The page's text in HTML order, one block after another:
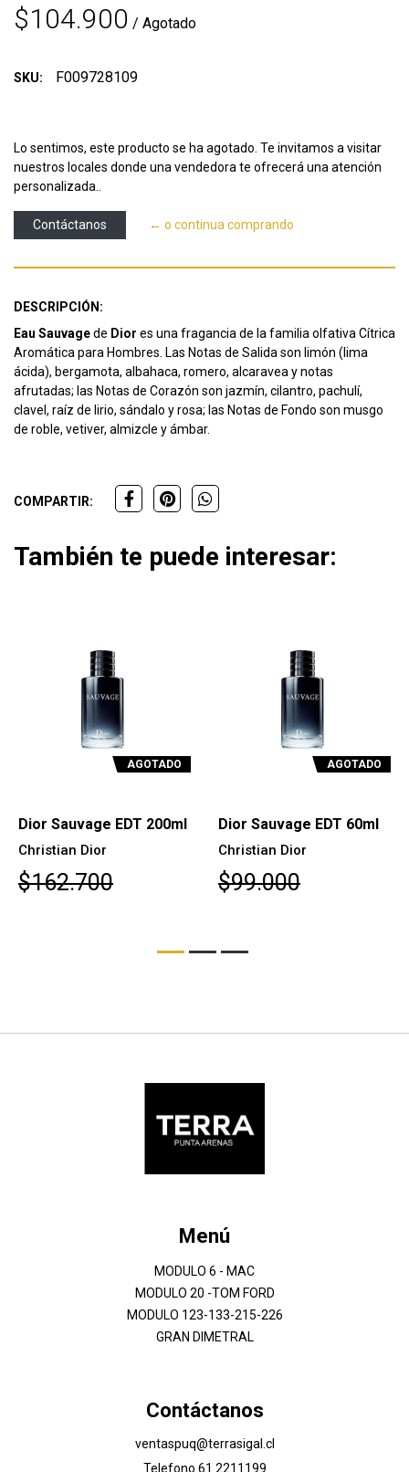
$104.900 / Agotado
SKU: F009728109
Lo sentimos, este producto se ha agotado. Te invitamos a visitar
nuestros locales donde una vendedora te ofrecerá una atención
personalizada..
Contáctanos ← o continua comprando
DESCRIPCIÓN:
Eau Sauvagede Dior es una fragancia de la familia olfativa Cítrica
Aromática para Hombres. Las Notas de Salida son limón (lima
ácida), bergamota, albahaca, romero, alcaravea y notas
afrutadas; las Notas de Corazón son jazmín, cilantro, pachulí,
clavel, raíz de lirio, sándalo y rosa; las Notas de Fondo son musgo
de roble, vetiver, almizcle y ámbar.
COMPARTIR:
También te puede interesar:
AGOTADO
Dior Sauvage EDT 200ml
Christian Dior
$162.700
AGOTADO
Dior Sauvage EDT 60ml
Christian Dior
$99.000
Menú
MODULO 6 - MAC
MODULO 20 -TOM FORD
MODULO 123-133-215-226
GRAN DIMETRAL
Contáctanos
ventaspuq@terrasigal.cl
Telefono 61 2211199